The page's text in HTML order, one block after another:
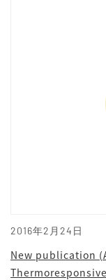
2016年2月24日
New publication